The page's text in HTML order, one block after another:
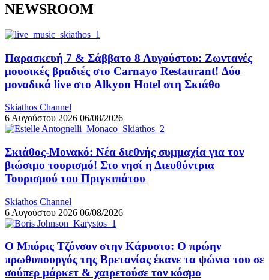
NEWSROOM
Παρασκευή 7 & Σάββατο 8 Αυγούστου: Ζωντανές
μουσικές βραδιές στο Carnayo Restaurant! Δύο
μοναδικά live στο Alkyon Hotel στη Σκιάθο
Skiathos Channel
6 Αυγούστου 2026 06/08/2026
Σκιάθος-Μονακό: Νέα διεθνής συμμαχία για τον
βιώσιμο τουρισμό! Στο νησί η Διευθύντρια
Τουρισμού του Πριγκιπάτου
Skiathos Channel
6 Αυγούστου 2026 06/08/2026
Ο Μπόρις Τζόνσον στην Κάρυστο: Ο πρώην
πρωθυπουργός της Βρετανίας έκανε τα ψώνια του σε
σούπερ μάρκετ & χαιρετούσε τον κόσμο